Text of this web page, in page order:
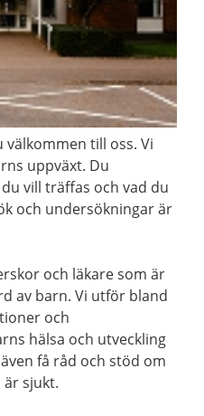
till oss. Vi
uppväxt. Du
vill träffas och vad du
och undersökningar är
och läkare som är
av barn. Vi utför bland
och
hälsa och utveckling
få råd och stöd om
sjukt.